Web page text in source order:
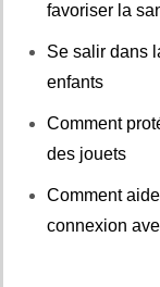
favoriser la
Se salir dans
enfants
Comment
des jouets
Comment
connexion